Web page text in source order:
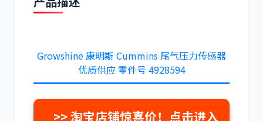
道依茨
Growshine 康明斯 Cummins 尾气压力传感器
优质供应 零件号 4928594
>> 淘宝店铺惊喜价！点击进入